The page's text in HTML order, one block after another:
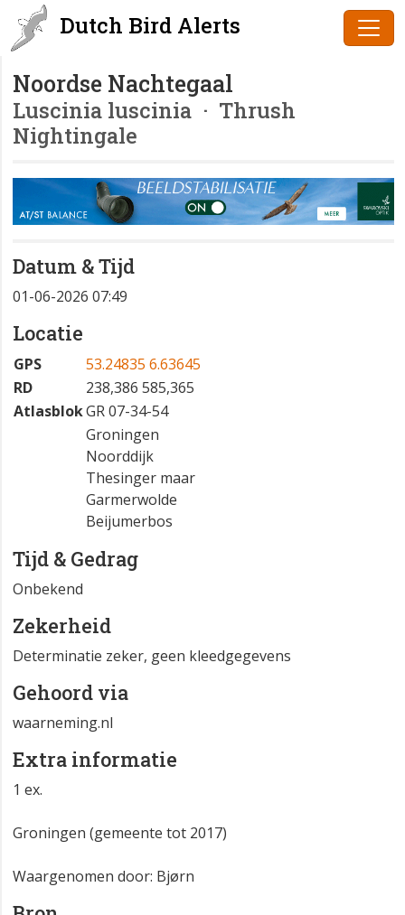
Dutch Bird Alerts
Noordse Nachtegaal
Luscinia luscinia · Thrush
Nightingale
Datum & Tijd
01-06-2026 07:49
Locatie
GPS
53.24835 6.63645
RD
238,386 585,365
AtlasblokGR 07-34-54
Groningen
Noorddijk
Thesinger maar
Garmerwolde
Beijumerbos
Tijd & Gedrag
Onbekend
Zekerheid
Determinatie zeker, geen kleedgegevens
Gehoord via
waarneming.nl
Extra informatie
1 ex.
Groningen (gemeente tot 2017)
Waargenomen door: Bjørn